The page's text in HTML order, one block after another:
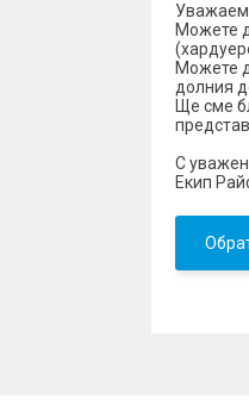
Можете
Можете
долния
Ще сме
С
Екип